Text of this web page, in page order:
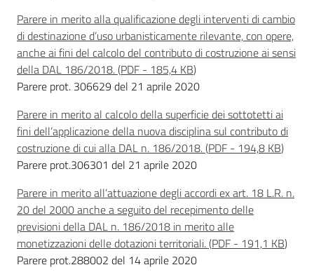
Parere in merito alla qualificazione degli interventi di cambio
di destinazione d’uso urbanisticamente rilevante, con opere,
anche ai fini del calcolo del contributo di costruzione ai sensi
della DAL 186/2018.(PDF - 185,4 KB)
Parere prot. 306629 del 21 aprile 2020
Parere in merito al calcolo della superficie dei sottotetti ai
fini dell’applicazione della nuova disciplina sul contributo di
costruzione di cui alla DAL n. 186/2018.(PDF - 194,8 KB)
Parere prot.306301 del 21 aprile 2020
Parere in merito all’attuazione degli accordi ex art. 18 L.R. n.
20 del 2000 anche a seguito del recepimento delle
previsioni della DAL n. 186/2018 in merito alle
monetizzazioni delle dotazioni territoriali.(PDF - 191,1 KB)
Parere prot.288002 del 14 aprile 2020